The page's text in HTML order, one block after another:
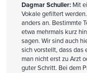
Dagmar Schuller:Mit
Vokale gefiltert
anders an. Bestimmte
etwa mehrmals kurz
sagen. Wir sind auch
sich vorstellt, dass das
man nicht erst zu Arzt
guter Schritt. Bei dem